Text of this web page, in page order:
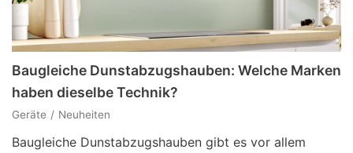
Baugleiche Dunstabzugshauben: Welche Marken
haben dieselbe Technik?
Geräte Neuheiten
Baugleiche Dunstabzugshauben gibt es vor allem